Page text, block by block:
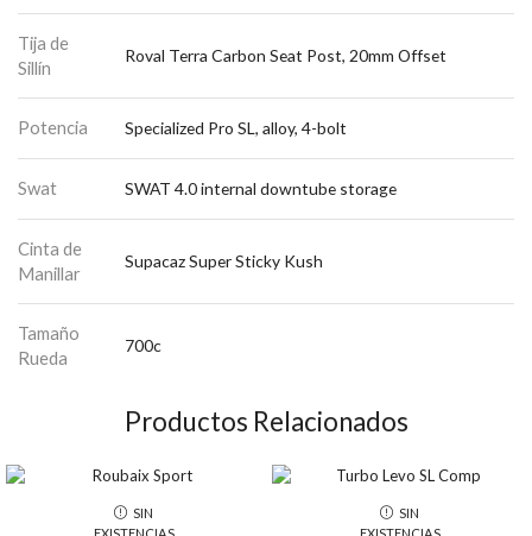
Tija de
Sillín
Roval Terra Carbon Seat Post, 20mm Offset
Potencia Specialized Pro SL, alloy, 4-bolt
Swat SWAT 4.0 internal downtube storage
Cinta de
Manillar
Supacaz Super Sticky Kush
Tamaño
Rueda
700c
Productos Relacionados
SIN
SIN